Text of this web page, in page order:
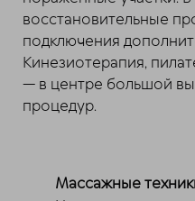
восстановительные
подключения
Кинезиотерапия,
— в центре большой
процедур.
Массажные